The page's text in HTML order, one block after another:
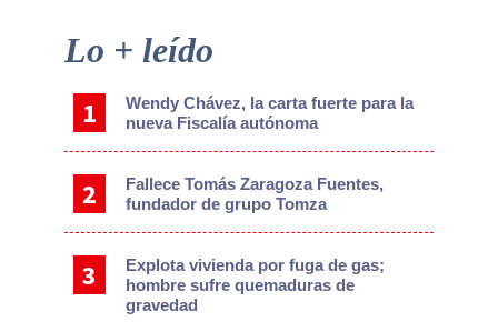
Primary
Sidebar
Lo + leído
Wendy Chávez, la carta fuerte para la
nueva Fiscalía autónoma
Fallece Tomás Zaragoza Fuentes,
fundador de grupo Tomza
Explota vivienda por fuga de gas;
hombre sufre quemaduras de
gravedad